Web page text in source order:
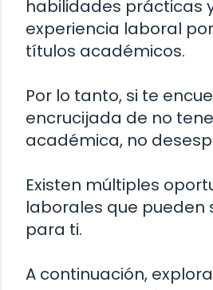
habilidades prácticas
experiencia laboral
títulos académicos.
Por lo tanto, si te
encrucijada de no
académica, no
Existen múltiples
laborales que pueden
para ti.
A continuación,